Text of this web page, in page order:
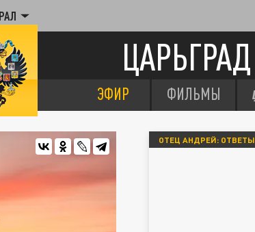
ЦАРЬГРАД
ЭФИР ФИЛЬМЫ
ОТЕЦ АНДРЕЙ: ОТВЕТЫ